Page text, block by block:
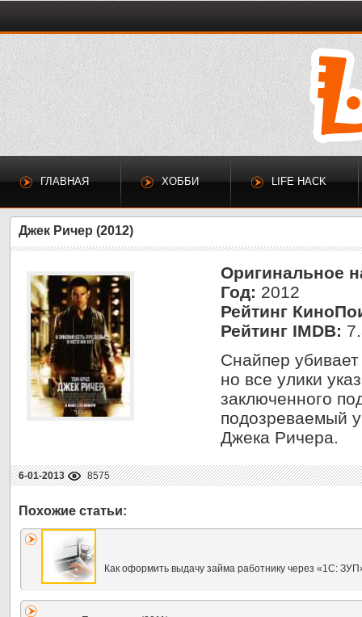
ГЛАВНАЯ ХОББИ LIFE HACK
Джек Ричер (2012)
Оригинальное
Год: 2012
Рейтинг
Рейтинг IMDB:
Снайпер
но все улики
заключенного
подозреваемый
Джека Ричера.
6-01-2013 8575
Как оформить выдачу займа работнику через «1С: